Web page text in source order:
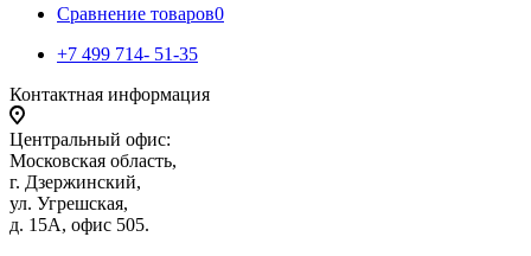
Сравнение товаров0
+7 499 714- 51-35
Контактная информация
Центральный офис:
Московская область,
г. Дзержинский,
ул. Угрешская,
д. 15А, офис 505.